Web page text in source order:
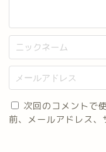
次回のコメントで
前、メールアドレス、